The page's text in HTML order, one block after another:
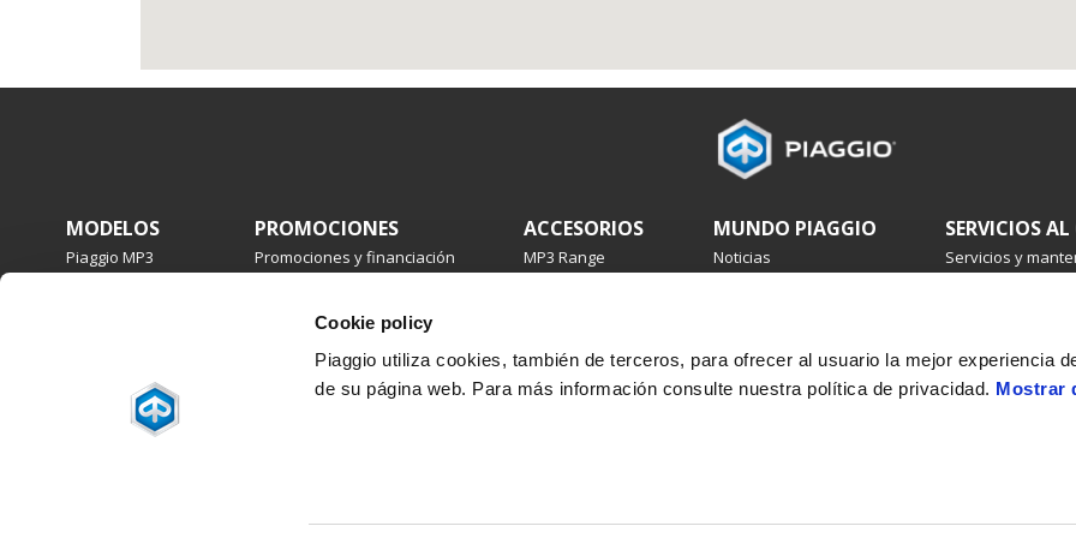
Cookie policy
Piaggio utiliza cookies, también de terceros, para ofrecer al usuario la mejor experiencia
de su página web. Para más información consulte nuestra política de privacidad. Mostrar
MODELOS
Piaggio MP3
Beverly
PROMOCIONES
Promociones y financiación
ACCESORIOS
MP3 Range
Beverly
Typhoon
NRG
ZIP
MUNDO PIAGGIO
Noticias
Historia
SERVICIOS
Servicios y
Garantía 4 años
Recambios
Premium
Asistencia en